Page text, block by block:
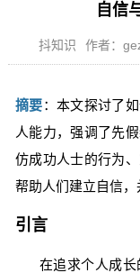
自信
抖知识 作者：
摘要：本文探讨了
人能力，强调了先
仿成功人士的行为
帮助人们建立自信，
引言
在追求个人成长